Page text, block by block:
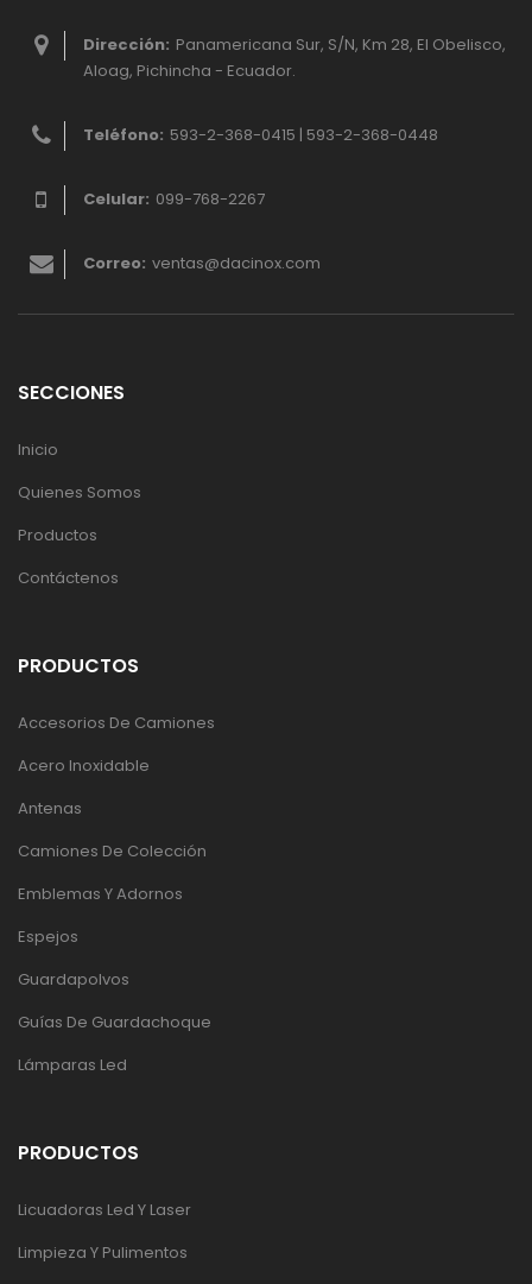
Dirección: Panamericana Sur, S/N, Km 28, El Obelisco,
Aloag, Pichincha - Ecuador.
Teléfono: 593-2-368-0415 | 593-2-368-0448
Celular: 099-768-2267
Correo: ventas@dacinox.com
SECCIONES
Inicio
Quienes Somos
Productos
Contáctenos
PRODUCTOS
Accesorios De Camiones
Acero Inoxidable
Antenas
Camiones De Colección
Emblemas Y Adornos
Espejos
Guardapolvos
Guías De Guardachoque
Lámparas Led
PRODUCTOS
Licuadoras Led Y Laser
Limpieza Y Pulimentos